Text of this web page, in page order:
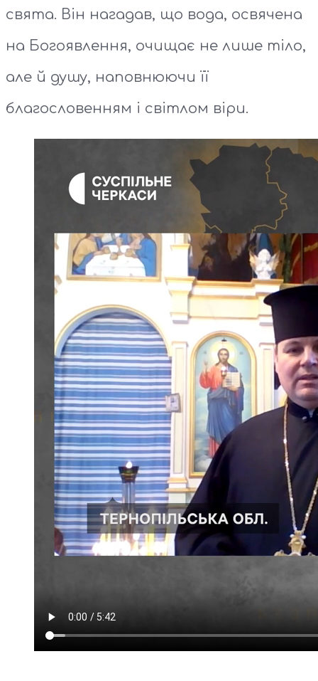
свята. Він нагадав, що вода, освячена
на Богоявлення, очищає не лише тіло,
але й душу, наповнюючи її
благословенням і світлом віри.